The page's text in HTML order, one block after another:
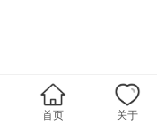
首页 关于